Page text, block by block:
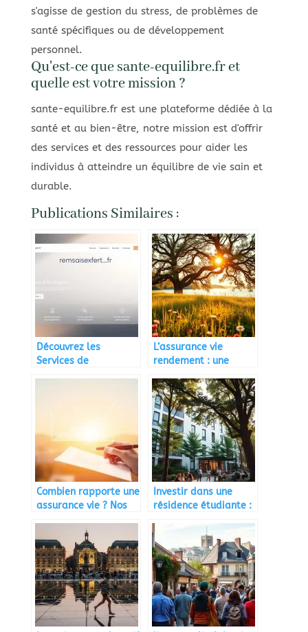
s'agisse de gestion du stress, de problèmes de
santé spécifiques ou de développement
personnel.
Qu'est-ce que sante-equilibre.fr et
quelle est votre mission ?
sante-equilibre.fr est une plateforme dédiée à la
santé et au bien-être, notre mission est d'offrir
des services et des ressources pour aider les
individus à atteindre un équilibre de vie sain et
durable.
Publications Similaires :
Découvrez les
Services de
L’assurance vie
rendement : une
performante
Combien rapporte une
assurance vie ? Nos
Investir dans une
résidence étudiante :